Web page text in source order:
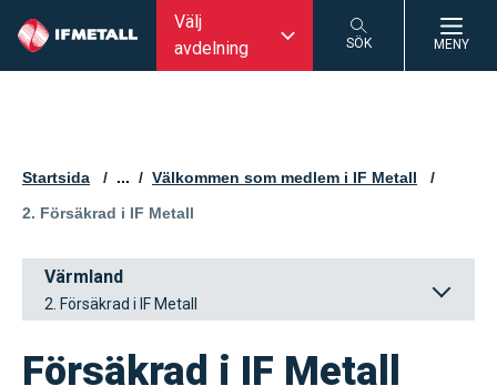
Välj
avdelning
SÖK MENY
Startsida ...
Välkommen som medlem i IF Metall
Aktuell sida:
2. Försäkrad i IF Metall
Värmland
2. Försäkrad i IF Metall
Försäkrad i IF Metall